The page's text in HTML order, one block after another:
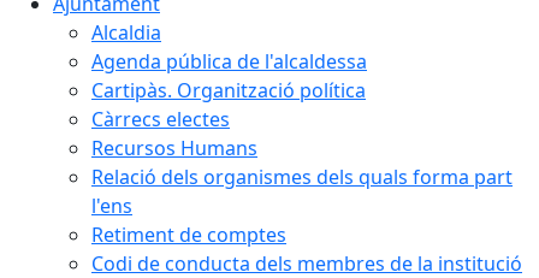
Alcaldia
Agenda pública de l'alcaldessa
Cartipàs. Organització política
Càrrecs electes
Recursos Humans
Relació dels organismes dels quals forma part
l'ens
Retiment de comptes
Codi de conducta dels membres de la institució